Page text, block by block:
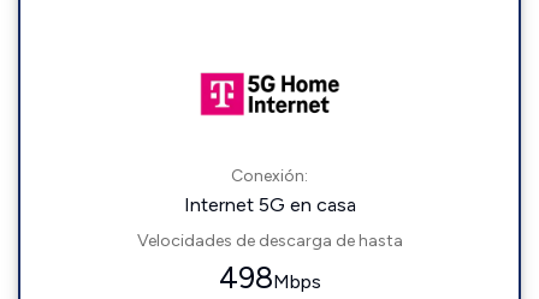
Conexión:
Internet 5G en casa
Velocidades de descarga de hasta
498Mbps